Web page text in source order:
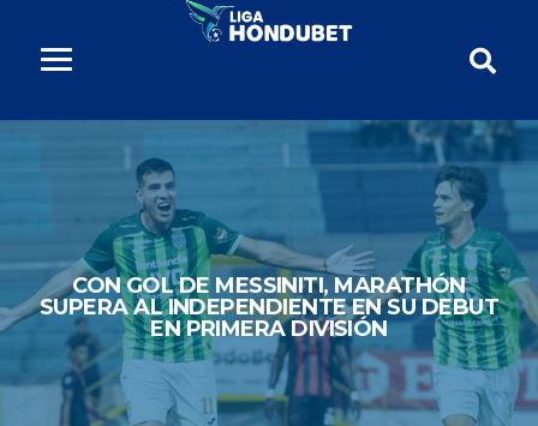
CON GOL DE MESSINITI, MARATHÓN
SUPERA AL INDEPENDIENTE EN SU DEBUT
EN PRIMERA DIVISIÓN